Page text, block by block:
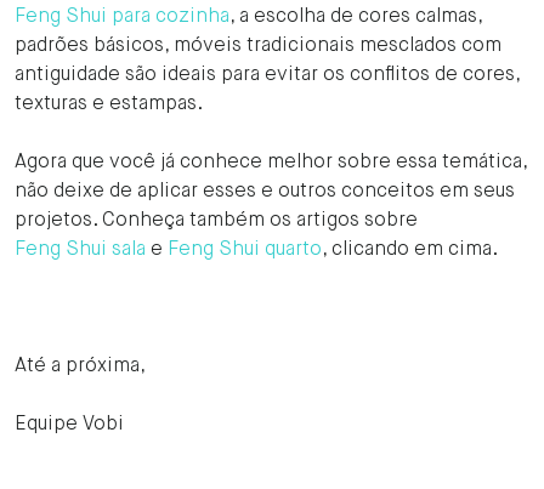
Feng Shui para cozinha, a escolha de cores calmas,
padrões básicos, móveis tradicionais mesclados com
antiguidade são ideais para evitar os conflitos de cores,
texturas e estampas.
Agora que você já conhece melhor sobre essa temática,
não deixe de aplicar esses e outros conceitos em seus
projetos. Conheça também os artigos sobre
Feng Shui sala e Feng Shui quarto, clicando em cima.
Até a próxima,
Equipe Vobi